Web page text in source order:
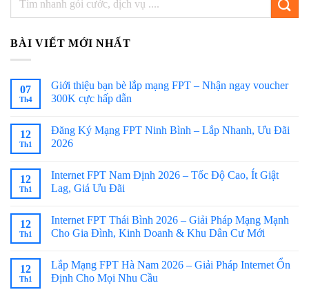
BÀI VIẾT MỚI NHẤT
07
Th4
Giới thiệu bạn bè lắp mạng FPT – Nhận ngay voucher
300K cực hấp dẫn
12
Th1
Đăng Ký Mạng FPT Ninh Bình – Lắp Nhanh, Ưu Đãi
2026
12
Th1
Internet FPT Nam Định 2026 – Tốc Độ Cao, Ít Giật
Lag, Giá Ưu Đãi
12
Th1
Internet FPT Thái Bình 2026 – Giải Pháp Mạng Mạnh
Cho Gia Đình, Kinh Doanh & Khu Dân Cư Mới
12
Th1
Lắp Mạng FPT Hà Nam 2026 – Giải Pháp Internet Ổn
Định Cho Mọi Nhu Cầu